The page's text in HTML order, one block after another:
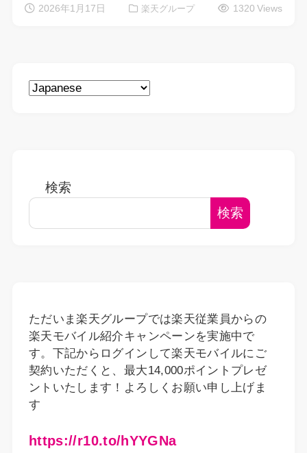
2026年1月17日 楽天グループ 1320 Views
検索
検索
ただいま楽天グループでは楽天従業員からの
楽天モバイル紹介キャンペーンを実施中で
す。下記からログインして楽天モバイルにご
契約いただくと、最大14,000ポイントプレゼ
ントいたします！よろしくお願い申し上げま
す
https://r10.to/hYYGNa